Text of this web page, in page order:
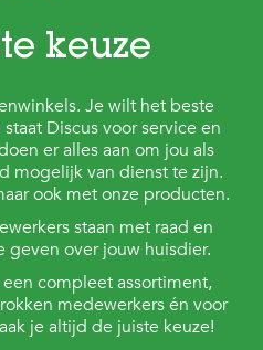
keuze
Je wilt het beste
Discus voor service en
er alles aan om jou als
mogelijk van dienst te zijn.
ook met onze producten.
staan met raad en
geven over jouw huisdier.
compleet assortiment,
medewerkers én voor
je altijd de juiste keuze!